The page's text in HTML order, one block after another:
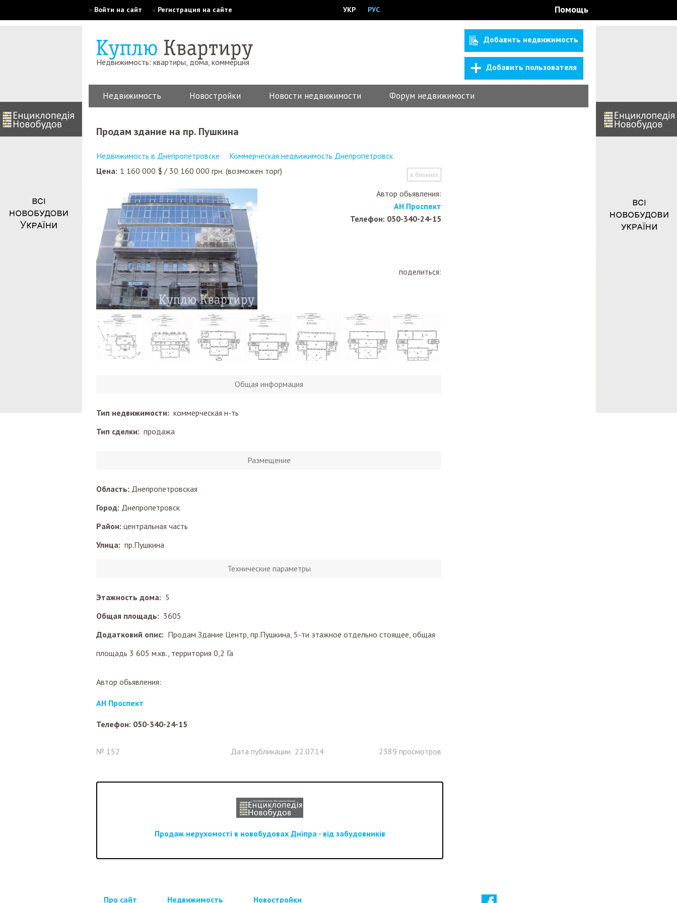
» Войти на сайт » Регистрация на сайте УКР РУС Помощь
Недвижимость: квартиры, дома, коммерция
Добавить недвижимость
Добавить пользователя
Недвижимость Новостройки Новости недвижимости Форум недвижимости
Продам здание на пр. Пушкина
Недвижимость в Днепропетровске
Коммерческая недвижимость Днепропетровск
Цена: 1 160 000 $ / 30 160 000 грн. (возможен торг) в блокнот
Автор обьявления:
АН Проспект
Телефон: 050-340-24-15
поделиться:
Общая информация
Тип недвижимости: коммерческая н-ть
Тип сделки: продажа
Размещение
Область: Днепропетровская
Город: Днепропетровск
Район: центральная часть
Улица: пр.Пушкина
Технические параметры
Этажность дома: 5
Общая площадь: 3605
Додатковий опис: Продам Здание Центр, пр.Пушкина, 5-ти этажное отдельно стоящее, общая
площадь 3 605 м.кв., территория 0,2 Га
Автор обьявления:
АН Проспект
Телефон: 050-340-24-15
№ 152 Дата публикации 22.07.14 2389 просмотров
Продаж нерухомості в новобудовах Дніпра - від забудовників
Про сайт Недвижимость Новостройки